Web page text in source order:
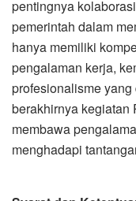
pentingnya
pemerintah dalam
hanya memiliki
pengalaman kerja,
profesionalisme
berakhirnya kegiatan
membawa
menghadapi